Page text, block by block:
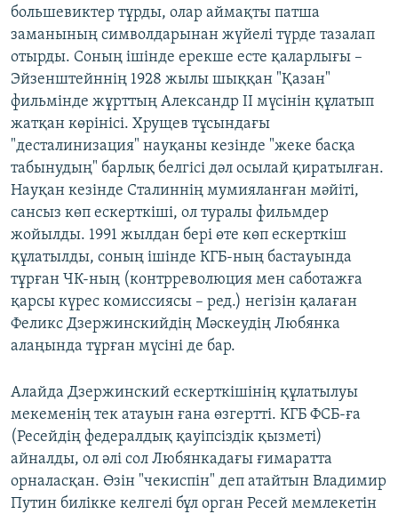
1080p
1080p
большевиктер тұрды, олар аймақты патша
заманының символдарынан жүйелі түрде тазалап
отырды. Соның ішінде ерекше есте қаларлығы –
Эйзенштейннің 1928 жылы шыққан "Қазан"
фильмінде жұрттың Александр ІІ мүсінін құлатып
жатқан көрінісі. Хрущев тұсындағы
"десталинизация" науқаны кезінде "жеке басқа
табынудың" барлық белгісі дәл осылай қиратылған.
Науқан кезінде Сталиннің мумияланған мәйіті,
сансыз көп ескерткіші, ол туралы фильмдер
жойылды. 1991 жылдан бері өте көп ескерткіш
құлатылды, соның ішінде КГБ-ның бастауында
тұрған ЧК-ның (контрреволюция мен саботажға
қарсы күрес комиссиясы – ред.) негізін қалаған
Феликс Дзержинскийдің Мәскеудің Любянка
алаңында тұрған мүсіні де бар.
Алайда Дзержинский ескерткішінің құлатылуы
мекеменің тек атауын ғана өзгертті. КГБ ФСБ-ға
(Ресейдің федералдық қауіпсіздік қызметі)
айналды, ол әлі сол Любянкадағы ғимаратта
орналасқан. Өзін "чекиспін" деп атайтын Владимир
Путин билікке келгелі бұл орган Ресей мемлекетін